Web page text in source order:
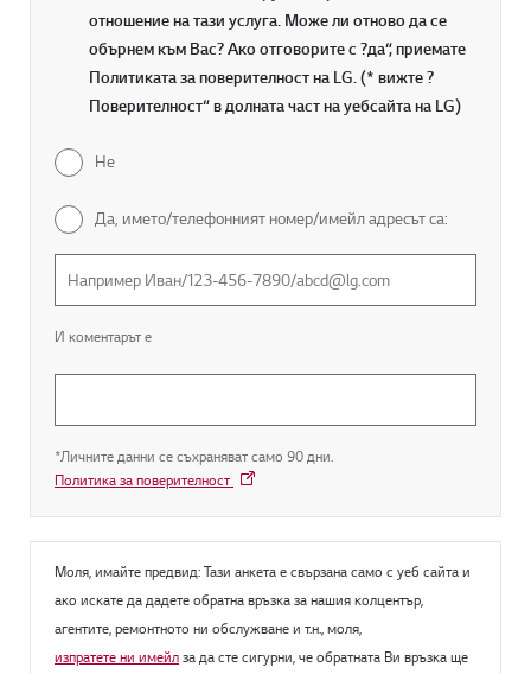
отношение на тази услуга. Може ли отново да се
обърнем към Вас? Ако отговорите с ?да“, приемате
Политиката за поверителност на LG. (* вижте ?
Поверителност“ в долната част на уебсайта на LG)
Не
Да, името/телефонният номер/имейл адресът са:
И коментарът е
*Личните данни се съхраняват само 90 дни.
Политика за поверителност
Моля, имайте предвид: Тази анкета е свързана само с уеб сайта и
ако искате да дадете обратна връзка за нашия колцентър,
агентите, ремонтното ни обслужване и т.н., моля,
изпратете ни имейлза да сте сигурни, че обратната Ви връзка ще